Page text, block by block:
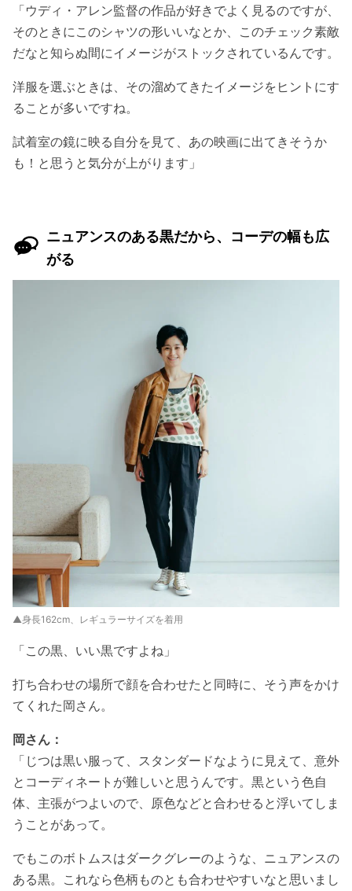
「ウディ・アレン監督の作品が好きでよく見るのですが、
そのときにこのシャツの形いいなとか、このチェック素敵
だなと知らぬ間にイメージがストックされているんです。
洋服を選ぶときは、その溜めてきたイメージをヒントにす
ることが多いですね。
試着室の鏡に映る自分を見て、あの映画に出てきそうか
も！と思うと気分が上がります」
ニュアンスのある黒だから、コーデの幅も広
がる
▲身長162cm、レギュラーサイズを着用
「この黒、いい黒ですよね」
打ち合わせの場所で顔を合わせたと同時に、そう声をかけ
てくれた岡さん。
岡さん：
「じつは黒い服って、スタンダードなように見えて、意外
とコーディネートが難しいと思うんです。黒という色自
体、主張がつよいので、原色などと合わせると浮いてしま
うことがあって。
でもこのボトムスはダークグレーのような、ニュアンスの
ある黒。これなら色柄ものとも合わせやすいなと思いまし